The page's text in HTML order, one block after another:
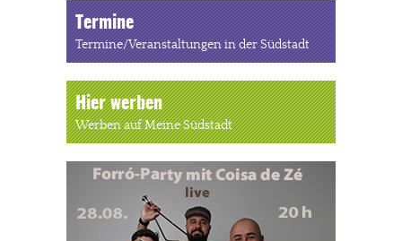
Termine
Termine/Veranstaltungen in der Südstadt
Hier werben
Werben auf Meine Südstadt